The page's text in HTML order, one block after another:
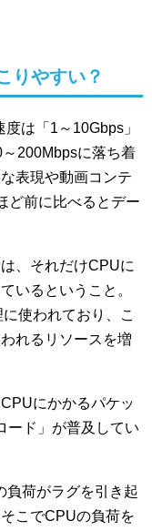
りやすい？
は「1～10Gbps」
200Mbpsに落ち着
表現や動画コンテ
ど前に比べるとデー
、それだけCPUに
いるということ。
使われており、こ
れるリソースを増
にかかるパケッ
ード」が普及してい
負荷がラグを引き起
こでCPUの負荷を